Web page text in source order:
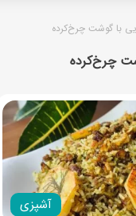
با گوشت چرخ‌کرده
چرخ‌کرده
آشپزی